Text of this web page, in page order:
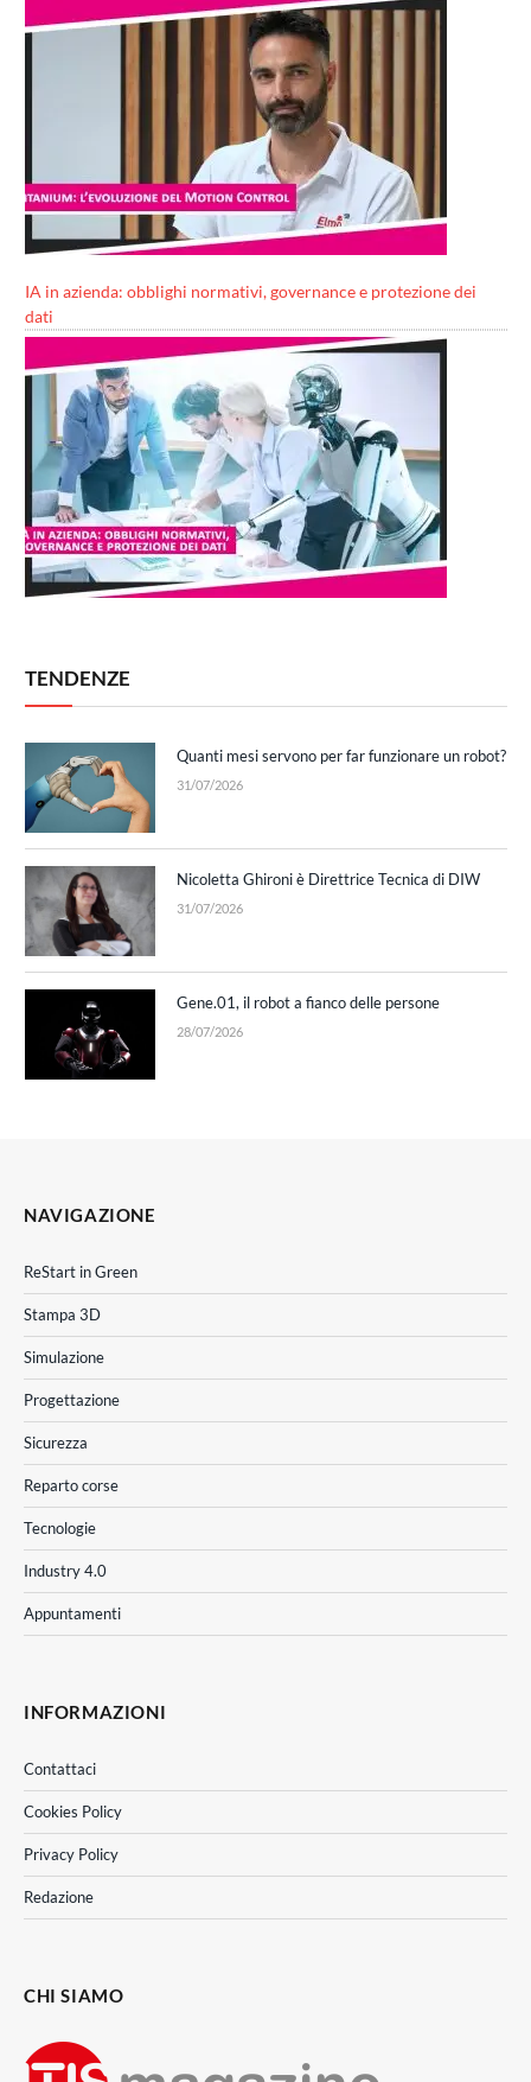
IA in azienda: obblighi normativi, governance e protezione dei
dati
TENDENZE
Quanti mesi servono per far funzionare un robot?
31/07/2026
Nicoletta Ghironi è Direttrice Tecnica di DIW
31/07/2026
Gene.01, il robot a fianco delle persone
28/07/2026
NAVIGAZIONE
ReStart in Green
Stampa 3D
Simulazione
Progettazione
Sicurezza
Reparto corse
Tecnologie
Industry 4.0
Appuntamenti
INFORMAZIONI
Contattaci
Cookies Policy
Privacy Policy
Redazione
CHI SIAMO